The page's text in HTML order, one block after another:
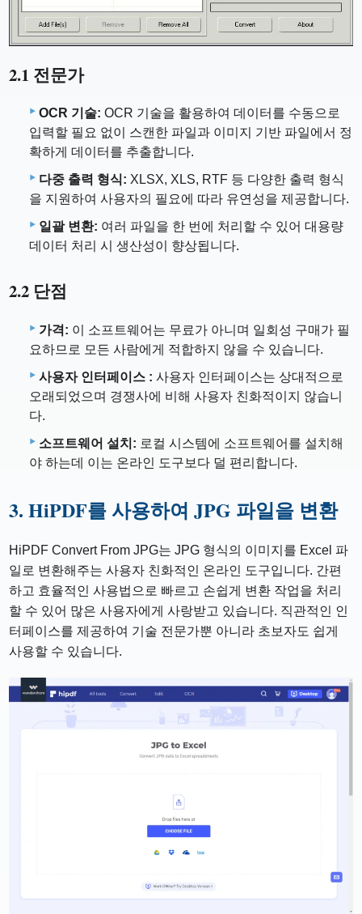
2.1 전문가
OCR 기술: OCR 기술을 활용하여 데이터를 수동으로
입력할 필요 없이 스캔한 파일과 이미지 기반 파일에서 정
확하게 데이터를 추출합니다.
다중 출력 형식: XLSX, XLS, RTF 등 다양한 출력 형식
을 지원하여 사용자의 필요에 따라 유연성을 제공합니다.
일괄 변환: 여러 파일을 한 번에 처리할 수 있어 대용량
데이터 처리 시 생산성이 향상됩니다.
2.2 단점
가격: 이 소프트웨어는 무료가 아니며 일회성 구매가 필
요하므로 모든 사람에게 적합하지 않을 수 있습니다.
사용자 인터페이스 : 사용자 인터페이스는 상대적으로
오래되었으며 경쟁사에 비해 사용자 친화적이지 않습니
다.
소프트웨어 설치: 로컬 시스템에 소프트웨어를 설치해
야 하는데 이는 온라인 도구보다 덜 편리합니다.
3. HiPDF를 사용하여 JPG 파일을 변환
HiPDF Convert From JPG는 JPG 형식의 이미지를 Excel 파
일로 변환해주는 사용자 친화적인 온라인 도구입니다. 간편
하고 효율적인 사용법으로 빠르고 손쉽게 변환 작업을 처리
할 수 있어 많은 사용자에게 사랑받고 있습니다. 직관적인 인
터페이스를 제공하여 기술 전문가뿐 아니라 초보자도 쉽게
사용할 수 있습니다.